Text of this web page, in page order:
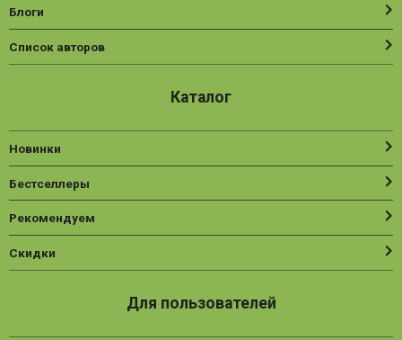
Блоги
Список авторов
Каталог
Новинки
Бестселлеры
Рекомендуем
Скидки
Для пользователей